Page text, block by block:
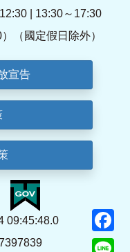
| 13:30～17:30
（國定假日除外）
宣告
09:45:48.0